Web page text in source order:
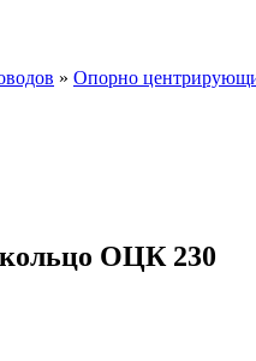
» Опорно
ОЦК 230